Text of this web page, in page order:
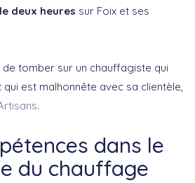
deux heures sur Foix et ses
de tomber sur un chauffagiste qui
est malhonnête avec sa clientèle,
.
dans le
du chauffage